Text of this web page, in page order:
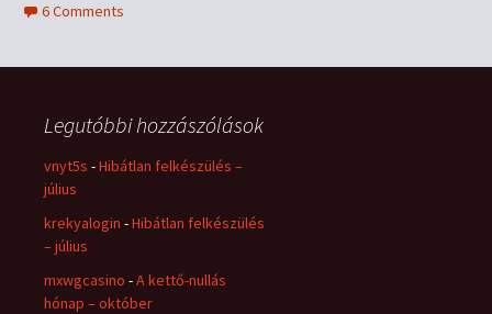
6 Comments
Legutóbbi hozzászólások
vnyt5s -Hibátlan felkészülés –
július
krekyalogin -Hibátlan felkészülés
– július
mxwgcasino -A kettő-nullás
hónap – október